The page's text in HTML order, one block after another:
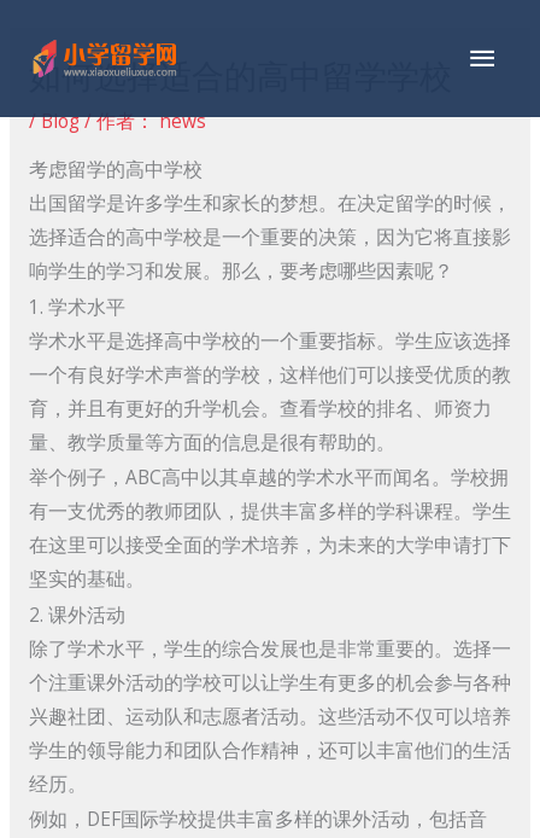
容
主
如何选择适合的高中留学学校
/Blog/ 作者：news
考虑留学的高中学校
出国留学是许多学生和家长的梦想。在决定留学的时候，
选择适合的高中学校是一个重要的决策，因为它将直接影
响学生的学习和发展。那么，要考虑哪些因素呢？
1. 学术水平
学术水平是选择高中学校的一个重要指标。学生应该选择
一个有良好学术声誉的学校，这样他们可以接受优质的教
育，并且有更好的升学机会。查看学校的排名、师资力
量、教学质量等方面的信息是很有帮助的。
举个例子，ABC高中以其卓越的学术水平而闻名。学校拥
有一支优秀的教师团队，提供丰富多样的学科课程。学生
在这里可以接受全面的学术培养，为未来的大学申请打下
坚实的基础。
2. 课外活动
除了学术水平，学生的综合发展也是非常重要的。选择一
个注重课外活动的学校可以让学生有更多的机会参与各种
兴趣社团、运动队和志愿者活动。这些活动不仅可以培养
学生的领导能力和团队合作精神，还可以丰富他们的生活
经历。
例如，DEF国际学校提供丰富多样的课外活动，包括音